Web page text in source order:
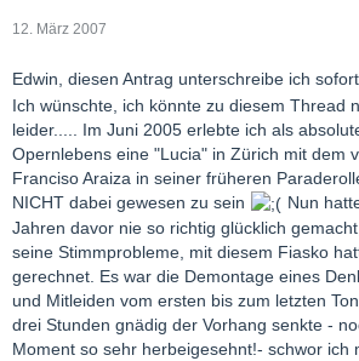
12. März 2007
Edwin, diesen Antrag unterschreibe ich
Ich wünschte, ich könnte zu diesem Thread
leider..... Im Juni 2005 erlebte ich als
Opernlebens eine "Lucia" in Zürich mit dem
Franciso Araiza in seiner früheren
NICHT dabei gewesen zu sein
Nun
Jahren davor nie so richtig glücklich
seine Stimmprobleme, mit diesem Fiasko
gerechnet. Es war die Demontage eines
und Mitleiden vom ersten bis zum letzten
drei Stunden gnädig der Vorhang senkte -
Moment so sehr herbeigesehnt!- schwor ich